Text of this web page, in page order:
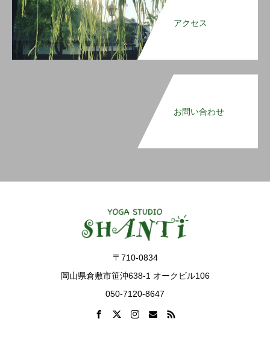
アクセス
お問い合わせ
〒710-0834
岡山県倉敷市笹沖638-1 オークビル106
050-7120-8647